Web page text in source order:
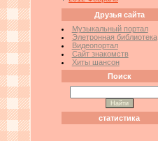
Друзья сайта
Музыкальный портал
Элетронная библиотека
Видеопортал
Сайт знакомств
Хиты шансон
Поиск
статистика